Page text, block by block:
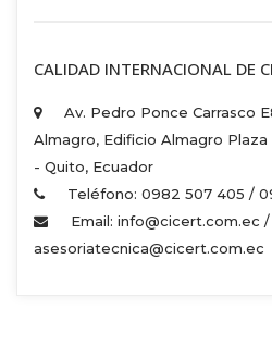
CALIDAD INTERNACIONAL DE
Av. Pedro Ponce Carrasco
Almagro, Edificio Almagro Plaza
- Quito, Ecuador
Teléfono: 0982 507 405 /
Email: info@cicert.com.ec /
asesoriatecnica@cicert.com.ec